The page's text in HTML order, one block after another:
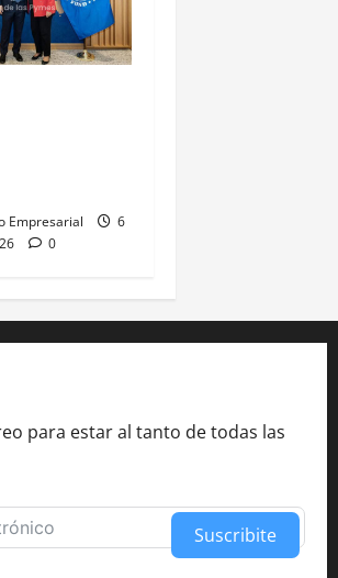
Empresarial
6
0
para estar al tanto de todas las
Suscribite